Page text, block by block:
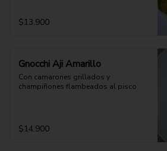
$13.900
Gnocchi Aji Amarillo
Con camarones grillados y
champiñones flambeados al pisco
$14.900